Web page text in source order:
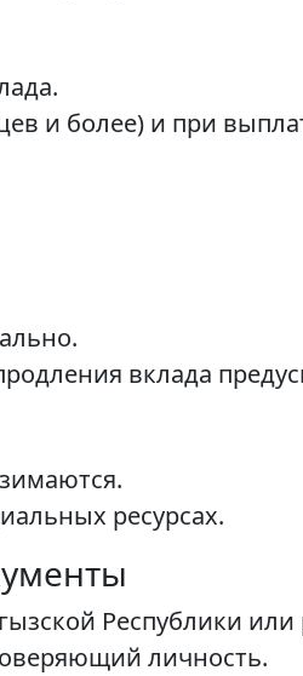
и более) и при
вклада
ресурсах.
Республики или
личность.